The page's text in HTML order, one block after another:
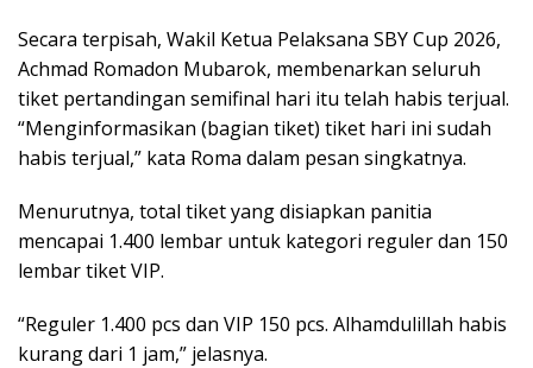
Secara terpisah, Wakil Ketua Pelaksana SBY Cup 2026,
Achmad Romadon Mubarok, membenarkan seluruh
tiket pertandingan semifinal hari itu telah habis terjual.
“Menginformasikan (bagian tiket) tiket hari ini sudah
habis terjual,” kata Roma dalam pesan singkatnya.
Menurutnya, total tiket yang disiapkan panitia
mencapai 1.400 lembar untuk kategori reguler dan 150
lembar tiket VIP.
“Reguler 1.400 pcs dan VIP 150 pcs. Alhamdulillah habis
kurang dari 1 jam,” jelasnya.